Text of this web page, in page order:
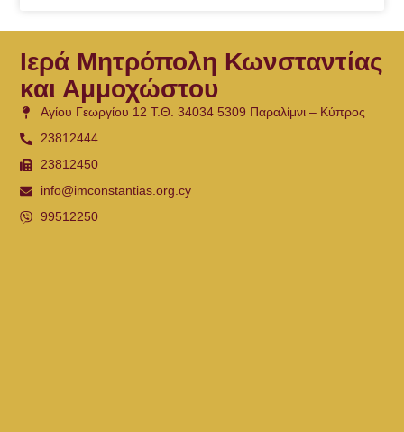
Ιερά Μητρόπολη Κωνσταντίας
και Αμμοχώστου
Αγίου Γεωργίου 12 Τ.Θ. 34034 5309 Παραλίμνι – Κύπρος
23812444
23812450
info@imconstantias.org.cy
99512250